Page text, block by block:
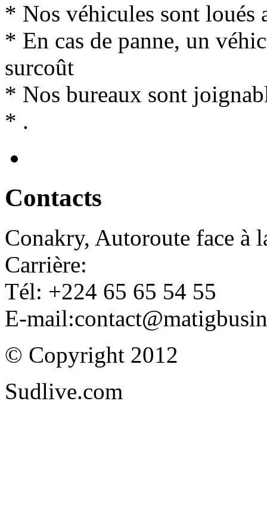
* Nos véhicules sont loués
* En cas de panne, un
surcoût
* Nos bureaux sont
* .
Contacts
Conakry, Autoroute face à
Carrière:
Tél: +224 65 65 54 55
E-
© Copyright 2012
Sudlive.com